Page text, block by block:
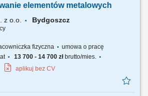
budowie tuneli) usuwanie usterek napędów
elementów metalowych
z o.o. Bydgoszcz
fizyczna
umowa o pracę
13 700 - 14 700 złbrutto/mies.
aplikuj bez CV